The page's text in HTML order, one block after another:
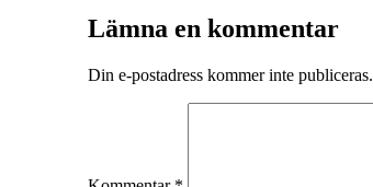
Lämna en kommentar
Din e-postadress kommer inte publiceras.